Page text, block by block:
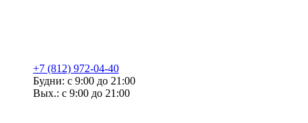
+7 (812) 972-04-40
Будни: с 9:00 до 21:00
Вых.: с 9:00 до 21:00